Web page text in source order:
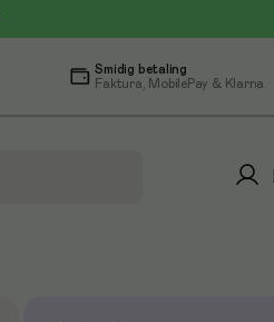
Smidig betaling
Faktura, MobilePay & Klarna